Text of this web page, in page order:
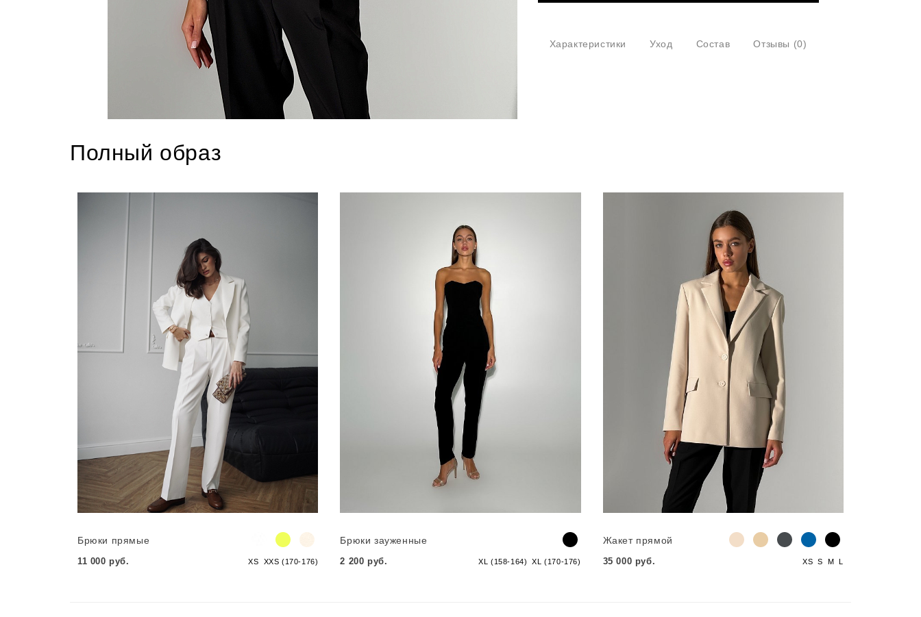
Характеристики Уход Состав Отзывы (0)
Полный образ
Брюки прямые
11 000 руб. XS XXS (170-176)
Брюки зауженные
2 200 руб. XL (158-164) XL (170-176)
Жакет прямой
35 000 руб. XS S M L